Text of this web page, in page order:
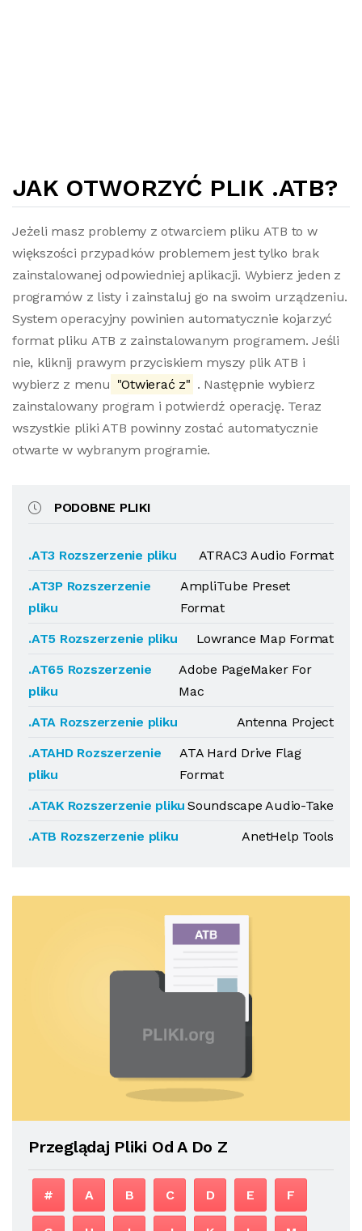
JAK OTWORZYĆ PLIK .ATB?
Jeżeli masz problemy z otwarciem pliku ATB to w
większości przypadków problemem jest tylko brak
zainstalowanej odpowiedniej aplikacji. Wybierz jeden z
programów z listy i zainstaluj go na swoim urządzeniu.
System operacyjny powinien automatycznie kojarzyć
format pliku ATB z zainstalowanym programem. Jeśli
nie, kliknij prawym przyciskiem myszy plik ATB i
wybierz z menu "Otwierać z" . Następnie wybierz
zainstalowany program i potwierdź operację. Teraz
wszystkie pliki ATB powinny zostać automatycznie
otwarte w wybranym programie.
PODOBNE PLIKI
.AT3 Rozszerzenie pliku
ATRAC3 Audio Format
.AT3P Rozszerzenie
pliku
AmpliTube Preset
Format
.AT5 Rozszerzenie pliku
Lowrance Map Format
.AT65 Rozszerzenie
pliku
Adobe PageMaker For
Mac
.ATA Rozszerzenie pliku
Antenna Project
.ATAHD Rozszerzenie
pliku
ATA Hard Drive Flag
Format
.ATAK Rozszerzenie pliku Soundscape Audio-Take
.ATB Rozszerzenie pliku
AnetHelp Tools
Przeglądaj Pliki Od A Do Z
# A B C D E F